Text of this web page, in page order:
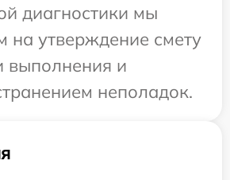
диагностики мы
на утверждение смету
выполнения и
неполадок.